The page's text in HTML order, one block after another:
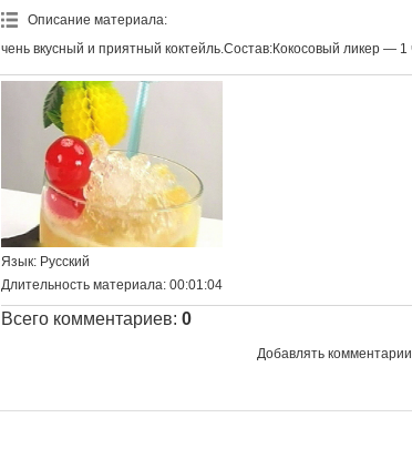
Описание материала:
чень вкусный и приятный коктейль.Состав:Кокосовый ликер —
Язык: Русский
Длительность материала: 00:01:04
Всего комментариев:0
Добавлять